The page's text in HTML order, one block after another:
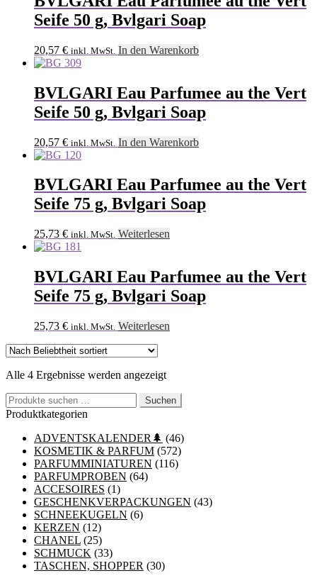
Seife 50 g, Bvlgari Soap
20,57 € inkl. MwSt. In den Warenkorb
BVLGARI Eau Parfumee au the Vert
Seife 50 g, Bvlgari Soap
20,57 € inkl. MwSt. In den Warenkorb
BVLGARI Eau Parfumee au the Vert
Seife 75 g, Bvlgari Soap
25,73 € inkl. MwSt. Weiterlesen
BVLGARI Eau Parfumee au the Vert
Seife 75 g, Bvlgari Soap
25,73 € inkl. MwSt. Weiterlesen
Alle 4 Ergebnisse werden angezeigtNach
sortiert
Suchen
nach:
Suchen
Produktkategorien
ADVENTSKALENDER🌲 (46)
KOSMETIK & PARFUM (572)
PARFUMMINIATUREN (116)
PARFUMPROBEN (64)
ACCESOIRES (1)
GESCHENKVERPACKUNGEN (43)
SCHNEEKUGELN (6)
KERZEN (12)
CHANEL (25)
SCHMUCK (33)
TASCHEN, SHOPPER (30)